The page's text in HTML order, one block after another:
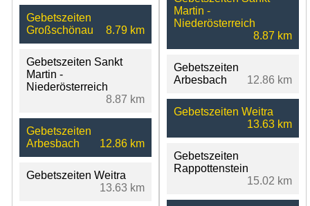
Gebetszeiten
Großschönau
8.79 km
Gebetszeiten Sankt
Martin -
Niederösterreich
8.87 km
Gebetszeiten
Arbesbach
12.86 km
Gebetszeiten Weitra
13.63 km
Martin -
Niederösterreich
8.87 km
Gebetszeiten
Arbesbach
12.86 km
Gebetszeiten Weitra
13.63 km
Gebetszeiten
Rappottenstein
15.02 km